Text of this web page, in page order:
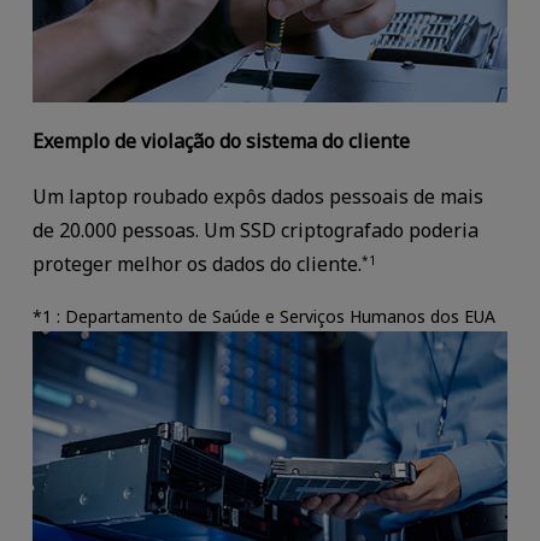
Exemplo de violação do sistema do cliente
Um laptop roubado expôs dados pessoais de mais
de 20.000 pessoas. Um SSD criptografado poderia
proteger melhor os dados do cliente.*1
*1 : Departamento de Saúde e Serviços Humanos dos EUA